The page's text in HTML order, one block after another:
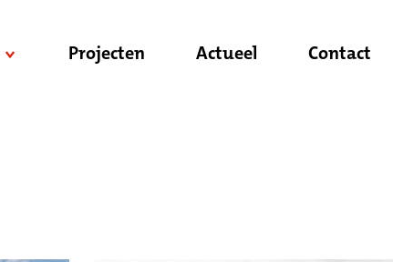
Projecten Actueel Contact